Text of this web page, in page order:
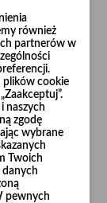
I
również
partnerów w
plików cookie
naszych
zgodę
wybrane
Twoich
pewnych